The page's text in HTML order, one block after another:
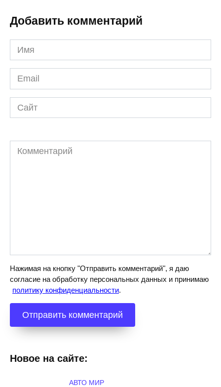
Добавить комментарий
Имя
*
Email
*
Сайт
Комментарий
Нажимая на кнопку "Отправить комментарий", я даю
согласие на обработку персональных данных и принимаю
политику конфиденциальности.
Новое на сайте:
АВТО МИР